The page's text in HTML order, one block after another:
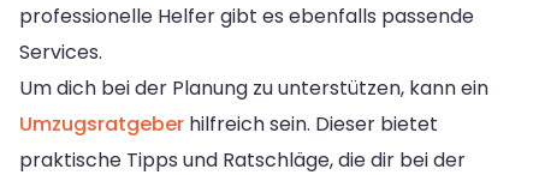
professionelle Helfer gibt es ebenfalls passende
Services.
Um dich bei der Planung zu unterstützen, kann ein
Umzugsratgeber hilfreich sein. Dieser bietet
praktische Tipps und Ratschläge, die dir bei der